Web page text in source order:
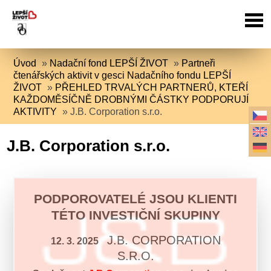
Úvod » Nadační fond LEPŠÍ ŽIVOT » Partneři
čtenářských aktivit v gesci Nadačního fondu LEPŠÍ
ŽIVOT » PŘEHLED TRVALÝCH PARTNERŮ, KTEŘÍ
KAŽDOMĚSÍČNĚ DROBNÝMI ČÁSTKY PODPORUJÍ
AKTIVITY »J.B. Corporation s.r.o.
J.B. Corporation s.r.o.
PODPOROVATELÉ JSOU KLIENTI
TÉTO INVESTIČNÍ SKUPINY
12. 3. 2025
J.B. CORPORATION
S.R.O.